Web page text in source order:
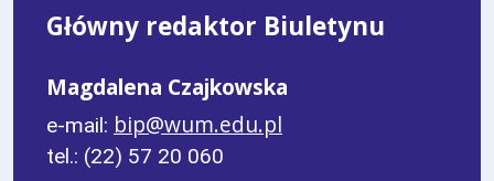
Główny redaktor Biuletynu
Magdalena Czajkowska
e-mail: bip@wum.edu.pl
tel.: (22) 57 20 060